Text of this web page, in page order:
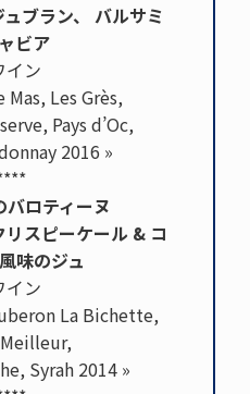
ブラン、 バルサミ
ビア
イン
Mas, Les Grès,
Pays d’Oc,
2016 »
ロティーヌ
スピーケール & コ
味のジュ
イン
La Bichette,
Syrah 2014 »